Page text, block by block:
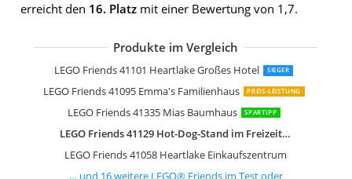
erreicht den 16. Platzmit einer Bewertung von 1,7.
Produkte im Vergleich
LEGO Friends 41101 Heartlake Großes Hotel SIEGER
LEGO Friends 41095 Emma's Familienhaus PREIS-LEISTUNG
LEGO Friends 41335 Mias Baumhaus SPARTIPP
LEGO Friends 41129 Hot-Dog-Stand im Freizeitpark
LEGO Friends 41058 Heartlake Einkaufszentrum
LEGO Friends 41318 Heartlake
LEGO Friends 41106 Popstar Tourbus
LEGO Friends 41340
LEGO Friends 41130 Großer
LEGO Friends 41325 Heartlake City
LEGO Friends 41314 Stephanies Haus
LEGO Friends 41313 Heartlake
LEGO Friends 41094 Heartlake
LEGO Friends Heartlake City
LEGO Friends 41126 Heartlake
LEGO Friends 41338 Stephanies
LEGO Friends 41133 Autoscooter im
LEGO Friends 41118 Heartlake
LEGO Friends 41124 Heartlake
LEGO Friends 41128 Raketen-
… und 16weitere LEGO® Friendsim Test oder